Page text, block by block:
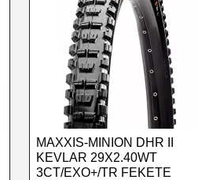
MAXXIS-MINION DHR II
KEVLAR 29X2.40WT
3CT/EXO+/TR FEKETE